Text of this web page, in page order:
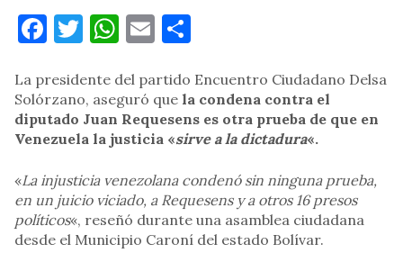
Facebook
Twitter
WhatsApp
Email
La presidente del partido Encuentro Ciudadano Delsa
Solórzano, aseguró que la condena contra el
diputado Juan Requesens es otra prueba de que en
Venezuela la justicia «sirve a la dictadura«.
«La injusticia venezolana condenó sin ninguna prueba,
en un juicio viciado, a Requesens y a otros 16 presos
políticos«, reseñó durante una asamblea ciudadana
desde el Municipio Caroní del estado Bolívar.